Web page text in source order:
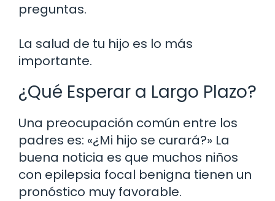
preguntas.
La salud de tu hijo es lo más
importante.
¿Qué Esperar a Largo Plazo?
Una preocupación común entre los
padres es: «¿Mi hijo se curará?» La
buena noticia es que muchos niños
con epilepsia focal benigna tienen un
pronóstico muy favorable.